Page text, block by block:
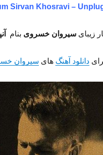
Sirvan Khosravi –
زیبایسیروان خسروی بنام
دانلود آهنگ های سیروان